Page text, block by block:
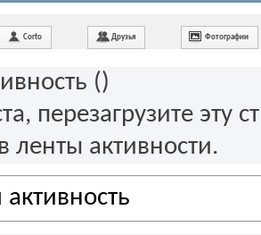
Corto Друзья Фотографии
()
перезагрузите эту
ленты активности.
активность